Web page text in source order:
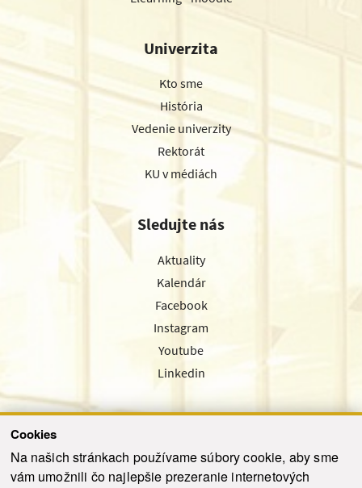
Cookies
Na našich stránkach používame súbory cookie, aby sme
vám umožnili čo najlepšie prezeranie internetových
Univerzita
Kto sme
História
Vedenie univerzity
Rektorát
KU v médiách
Sledujte nás
Aktuality
Kalendár
Facebook
Instagram
Youtube
Linkedin